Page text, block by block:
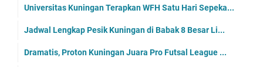
Universitas Kuningan Terapkan WFH Satu Hari Sepeka...
Jadwal Lengkap Pesik Kuningan di Babak 8 Besar Li...
Dramatis, Proton Kuningan Juara Pro Futsal League ...